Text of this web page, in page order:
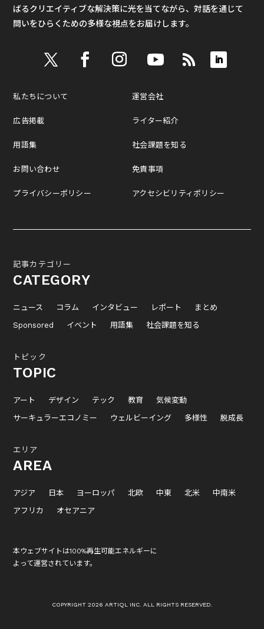
ばるクリエイティブな解決策に光を当てながら、対話を通じて
問いをひらくための多様な視点をお届けします。
私たちについて
広告掲載
用語集
お問い合わせ
プライバシーポリシー
運営会社
ライター紹介
社会課題を知る
免責事項
アクセシビリティポリシー
記事カテゴリー
CATEGORY
ニュース コラム インタビュー レポート
まとめ
Sponsored
イベント 用語集 社会課題を知る
トピック
TOPIC
アート デザイン テック 教育
気候変動
サーキュラーエコノミー
ウェルビーイング 多様性 脱成長
エリア
AREA
アジア 日本 ヨーロッパ 北欧 中東 北米
中南米
アフリカ
オセアニア
本ウェブサイトは100%再生可能エネルギーに
よって運営されています。
COPYRIGHT 2026 ARTIQL INC. ALL RIGHTS RESERVED.